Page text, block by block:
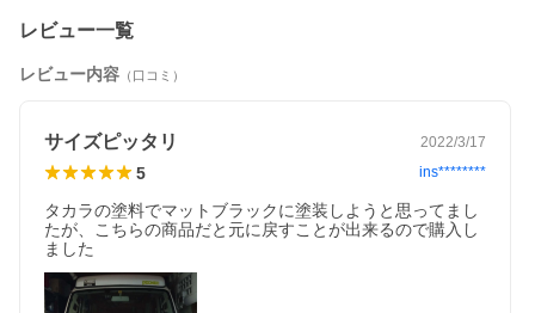
レビュー一覧
レビュー内容 （口コミ）
サイズピッタリ 2022/3/17
5 ins********
タカラの塗料でマットブラックに塗装しようと思ってまし
たが、こちらの商品だと元に戻すことが出来るので購入し
ました